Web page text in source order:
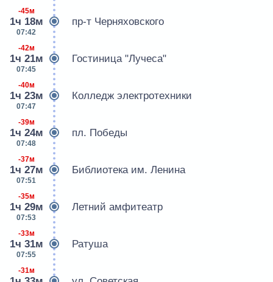
-45м
1ч 18м
07:42
пр-т Черняховского
-42м
1ч 21м
07:45
Гостиница "Лучеса"
-40м
1ч 23м
07:47
Колледж электротехники
-39м
1ч 24м
07:48
пл. Победы
-37м
1ч 27м
07:51
Библиотека им. Ленина
-35м
1ч 29м
07:53
Летний амфитеатр
-33м
1ч 31м
07:55
Ратуша
-31м